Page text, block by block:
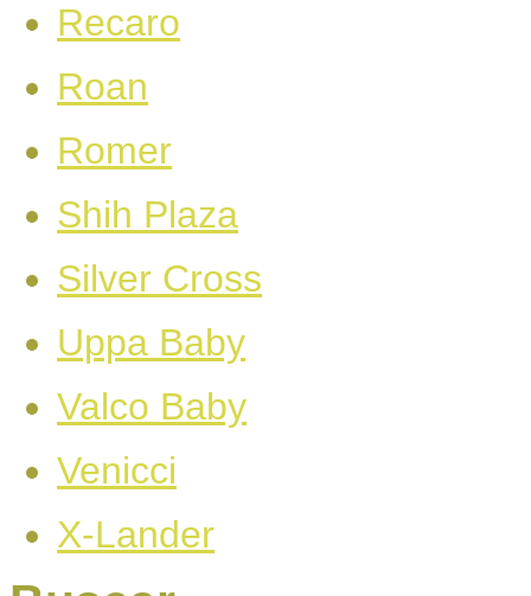
Recaro
Roan
Romer
Shih Plaza
Silver Cross
Uppa Baby
Valco Baby
Venicci
X-Lander